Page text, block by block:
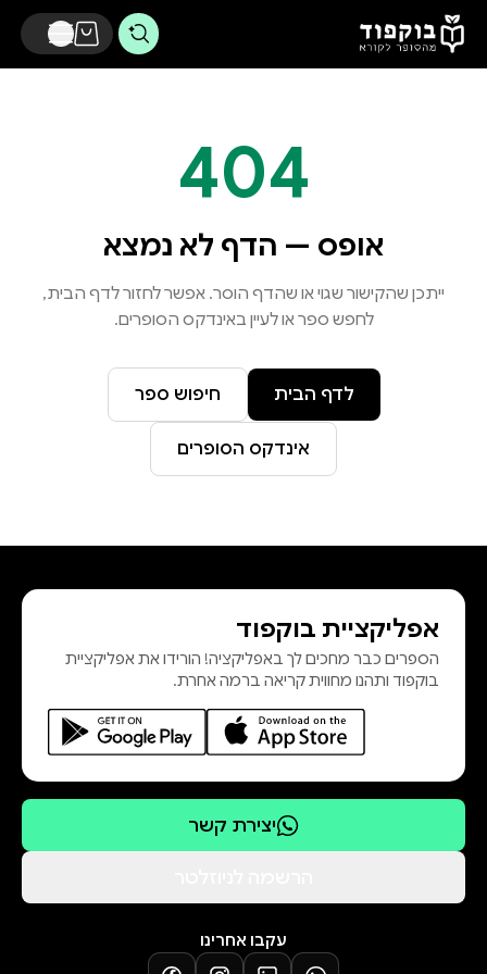
דלג לתוכן הראשי
404
אופס — הדף לא נמצא
ייתכן שהקישור שגוי או שהדף הוסר. אפשר לחזור לדף הבית,
לחפש ספר או לעיין באינדקס הסופרים.
לדף הבית חיפוש ספר
אינדקס הסופרים
אפליקציית בוקפוד
הספרים כבר מחכים לך באפליקציה! הורידו את אפליקציית
בוקפוד ותהנו מחווית קריאה ברמה אחרת.
יצירת קשר
עקבו אחרינו